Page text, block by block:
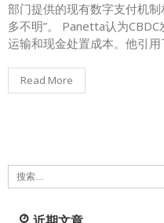
部门提供的现有数字支付机
多不明”。 Panetta认为
运输和现金处置成本。他引用
Read More
搜
索：